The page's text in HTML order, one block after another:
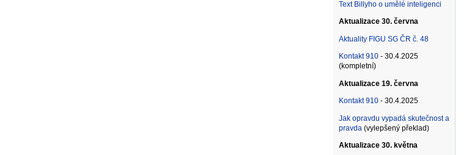
Text Billyho o umělé inteligenci
Aktualizace 30. června
Aktuality FIGU SG ČR č. 48
Kontakt 910- 30.4.2025
(kompletní)
Aktualizace 19. června
Kontakt 910- 30.4.2025
Jak opravdu vypadá skutečnost a
pravda (vylepšený překlad)
Aktualizace 30. května